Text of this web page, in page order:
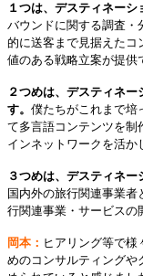
１つは、デスティネーシ
バウンドに関する調査・
的に送客まで見据えたコ
値のある戦略立案が提供
２つめは、デスティネ
す。 僕たちがこれまで培
て多言語コンテンツを制
インネットワークを活か
３つめは、デスティネー
国内外の旅行関連事業
行関連事業・サービスの
岡本： ヒアリング等で様
めのコンサルティングや